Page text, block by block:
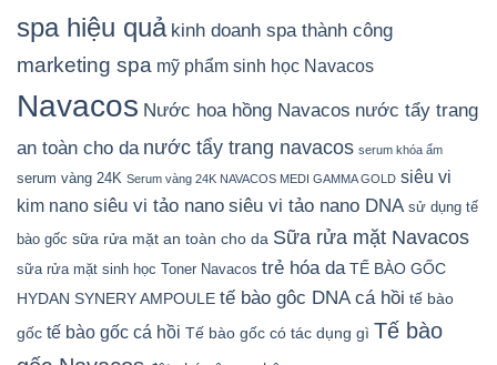
spa hiệu quả kinh doanh spa thành công
marketing spa mỹ phẩm sinh học Navacos
Navacos Nước hoa hồng Navacos nước tẩy trang
an toàn cho da nước tẩy trang navacos serum khóa ẩm
serum vàng 24K Serum vàng 24K NAVACOS MEDI GAMMA GOLD siêu vi
kim nano siêu vi tảo nano siêu vi tảo nano DNA sử dụng tế
bào gốc sữa rửa mặt an toàn cho da Sữa rửa mặt Navacos
sữa rửa mặt sinh học Toner Navacos trẻ hóa da TẾ BÀO GỐC
HYDAN SYNERY AMPOULE tế bào gôc DNA cá hồi tế bào
gốc tế bào gốc cá hồi Tế bào gốc có tác dụng gì Tế bào